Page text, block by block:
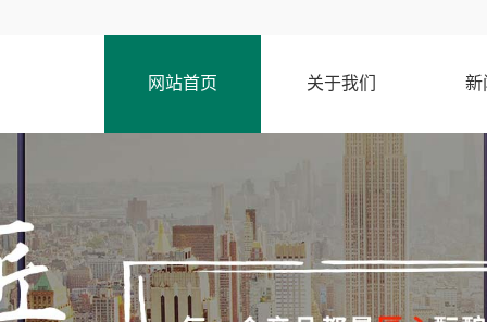
网站首页 关于我们 新